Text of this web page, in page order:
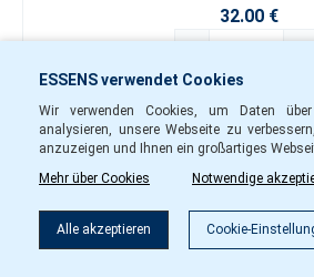
Filter
32.00 €
In den Warenkorb
Home Perfume − Floral
ESSENS verwendet Cookies
Wir verwenden Cookies, um Daten
analysieren, unsere Webseite zu
anzuzeigen und Ihnen ein großartiges
Mehr über Cookies
Notwendige
Alle akzeptieren Cookie-